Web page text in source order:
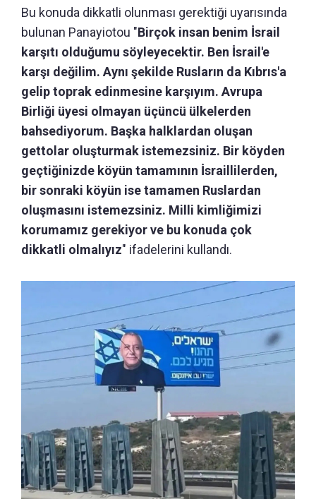
Bu konuda dikkatli olunması gerektiği uyarısında
bulunan Panayiotou "Birçok insan benim İsrail
karşıtı olduğumu söyleyecektir. Ben İsrail'e
karşı değilim. Aynı şekilde Rusların da Kıbrıs'a
gelip toprak edinmesine karşıyım. Avrupa
Birliği üyesi olmayan üçüncü ülkelerden
bahsediyorum. Başka halklardan oluşan
gettolar oluşturmak istemezsiniz. Bir köyden
geçtiğinizde köyün tamamının İsraillilerden,
bir sonraki köyün ise tamamen Ruslardan
oluşmasını istemezsiniz. Milli kimliğimizi
korumamız gerekiyor ve bu konuda çok
dikkatli olmalıyız" ifadelerini kullandı.